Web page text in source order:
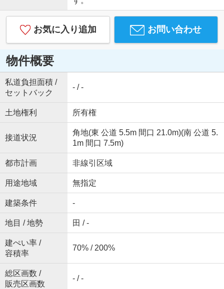
お気に入り追加 お問い合わせ
物件概要
私道負担面積 /
セットバック
- / -
土地権利 所有権
接道状況
角地(東 公道 5.5m 間口 21.0m)(南 公道 5.
1m 間口 7.5m)
都市計画 非線引区域
用途地域 無指定
建築条件 -
地目 / 地勢 田 / -
建ぺい率 /
容積率
70% / 200%
総区画数 /
販売区画数
- / -